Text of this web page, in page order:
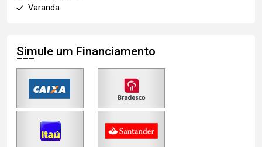
Varanda
Simule um Financiamento